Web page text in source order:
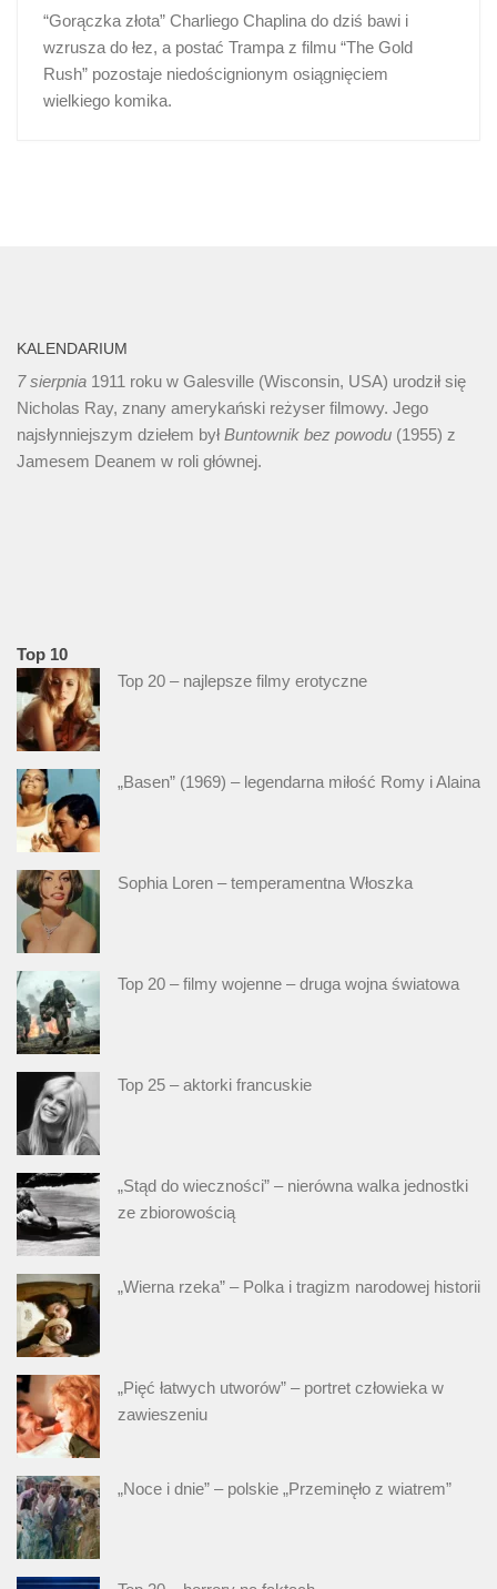
“Gorączka złota” Charliego Chaplina do dziś bawi i
wzrusza do łez, a postać Trampa z filmu “The Gold
Rush” pozostaje niedoścignionym osiągnięciem
wielkiego komika.
KALENDARIUM
7 sierpnia 1911 roku w Galesville (Wisconsin, USA) urodził się
Nicholas Ray, znany amerykański reżyser filmowy. Jego
najsłynniejszym dziełem byłBuntownik bez powodu (1955) z
Jamesem Deanem w roli głównej.
Top 10
Top 20 – najlepsze filmy erotyczne
„Basen” (1969) – legendarna miłość Romy i Alaina
Sophia Loren – temperamentna Włoszka
Top 20 – filmy wojenne – druga wojna światowa
Top 25 – aktorki francuskie
„Stąd do wieczności” – nierówna walka jednostki
ze zbiorowością
„Wierna rzeka” – Polka i tragizm narodowej historii
„Pięć łatwych utworów” – portret człowieka w
zawieszeniu
„Noce i dnie” – polskie „Przeminęło z wiatrem”